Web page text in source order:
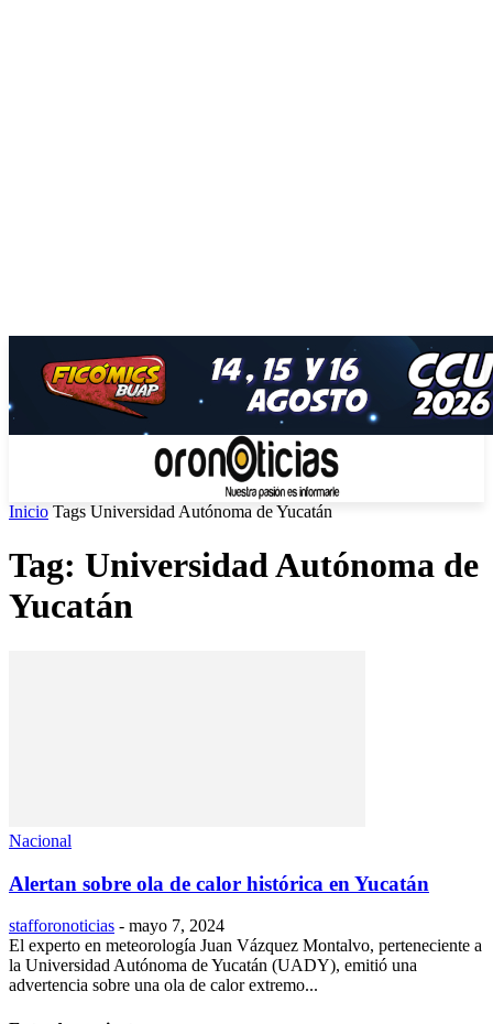
Inicio Tags Universidad Autónoma de Yucatán
Tag: Universidad Autónoma de
Yucatán
Nacional
Alertan sobre ola de calor histórica en Yucatán
stafforonoticias - mayo 7, 2024
El experto en meteorología Juan Vázquez Montalvo, perteneciente a
la Universidad Autónoma de Yucatán (UADY), emitió una
advertencia sobre una ola de calor extremo...